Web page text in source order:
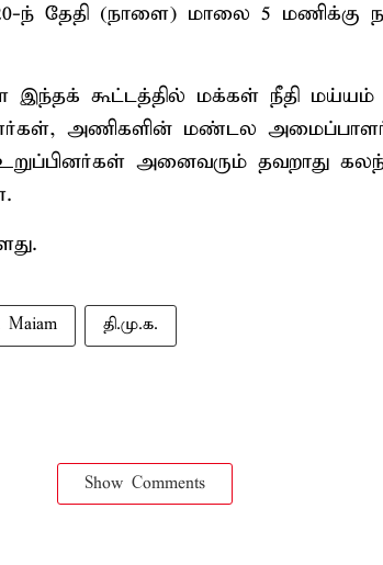
தேதி (நாளை) மாலை 5 மணிக்கு
கூட்டத்தில் மக்கள் நீதி மய்யம்
அணிகளின் மண்டல
உறுப்பினர்கள் அனைவரும் தவறாது
Maiam தி.மு.க.
Show Comments